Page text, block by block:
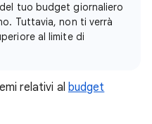
tuo budget giornaliero
Tuttavia, non ti verrà
al limite di
relativi al budget